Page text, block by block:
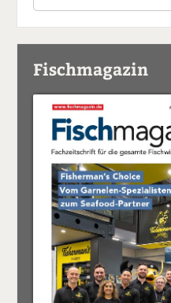
Fischmagazin